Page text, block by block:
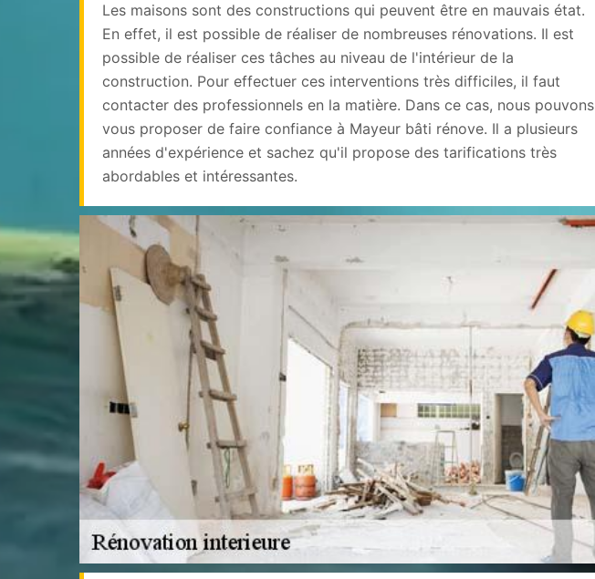
Les maisons sont des constructions qui peuvent être en mauvais état.
En effet, il est possible de réaliser de nombreuses rénovations. Il est
possible de réaliser ces tâches au niveau de l'intérieur de la
construction. Pour effectuer ces interventions très difficiles, il faut
contacter des professionnels en la matière. Dans ce cas, nous pouvons
vous proposer de faire confiance à Mayeur bâti rénove. Il a plusieurs
années d'expérience et sachez qu'il propose des tarifications très
abordables et intéressantes.